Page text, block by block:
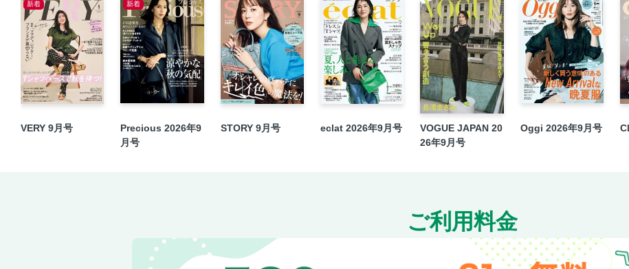
気になるバイラーズを深掘り！
佐藤栞里のもぐもぐしーさんぽ
晴美が行く 東北楽天ゴールデンイーグルス
風間俊介の“答えを出さない”人生相談所
暑い夏は、カロリーメイト ゼリーで美味し
私をつくった推しコンテンツ
BAILA CULTURE
Artをもっと深く感じたい！
新着
VERY 9月号
新着
Precious 2026年9
月号
STORY 9月号 eclat 2026年9月号
VOGUE JAPAN 20
26年9月号
Oggi 2026年9月号
ご利用料金